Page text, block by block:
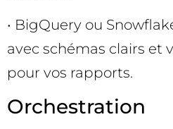
• BigQuery ou
avec schémas clairs et
pour vos rapports.
Orchestration